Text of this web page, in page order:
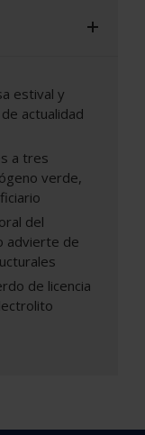
estival y
actualidad
a tres
verde,
del
advierte de
de licencia